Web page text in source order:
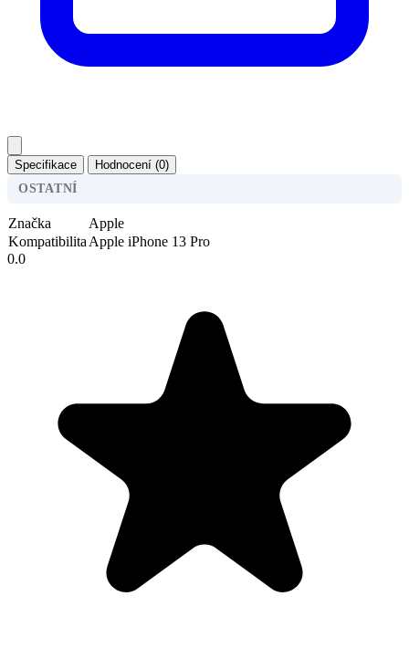
Specifikace
Hodnocení (0)
OSTATNÍ
Značka
Apple
Kompatibilita Apple iPhone 13 Pro
0.0